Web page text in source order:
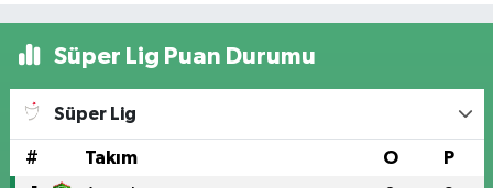
Süper Lig Puan Durumu
Süper Lig
# Takım O P